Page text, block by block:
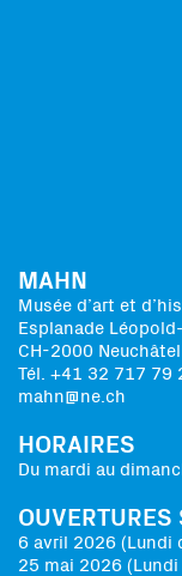
MAHN
Musée d’art et
Esplanade
CH-2000 Neuchâtel
Tél. +41 32 717 79
mahn@ne.ch
HORAIRES
Du mardi au
OUVERTURES
6 avril 2026 (Lundi
25 mai 2026